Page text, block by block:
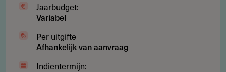
Wanneer begin je met voorbereiden?
dossier.
Jaarbudget:
Variabel
Per uitgifte
Afhankelijk van aanvraag
Indientermijn: